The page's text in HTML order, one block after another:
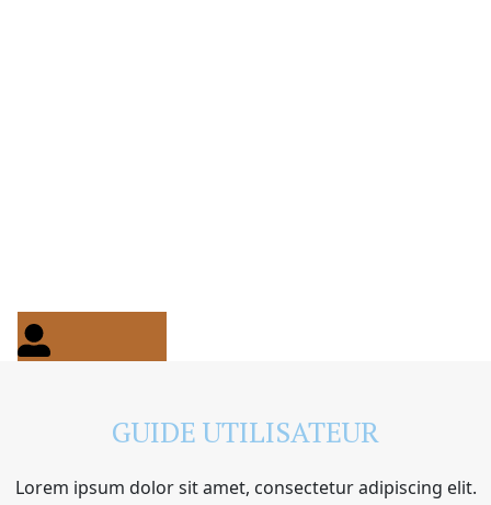
GUIDE UTILISATEUR
Lorem ipsum dolor sit amet, consectetur adipiscing elit.